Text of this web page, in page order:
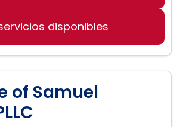
disponibles
of Samuel